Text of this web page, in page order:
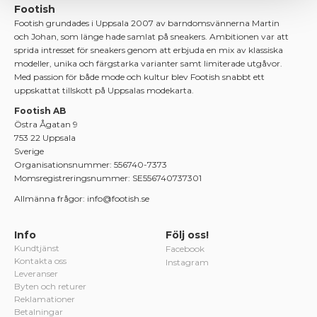
Footish
Footish grundades i Uppsala 2007 av barndomsvännerna Martin
och Johan, som länge hade samlat på sneakers. Ambitionen var att
sprida intresset för sneakers genom att erbjuda en mix av klassiska
modeller, unika och färgstarka varianter samt limiterade utgåvor.
Med passion för både mode och kultur blev Footish snabbt ett
uppskattat tillskott på Uppsalas modekarta.
Footish AB
Östra Ågatan 9
753 22 Uppsala
Sverige
Organisationsnummer: 556740-7373
Momsregistreringsnummer: SE556740737301
Allmänna frågor: info@footish.se
Info
Kundtjänst
Kontakta oss
Leveranser
Byten och returer
Reklamationer
Betalningar
Följ oss!
Facebook
Instagram